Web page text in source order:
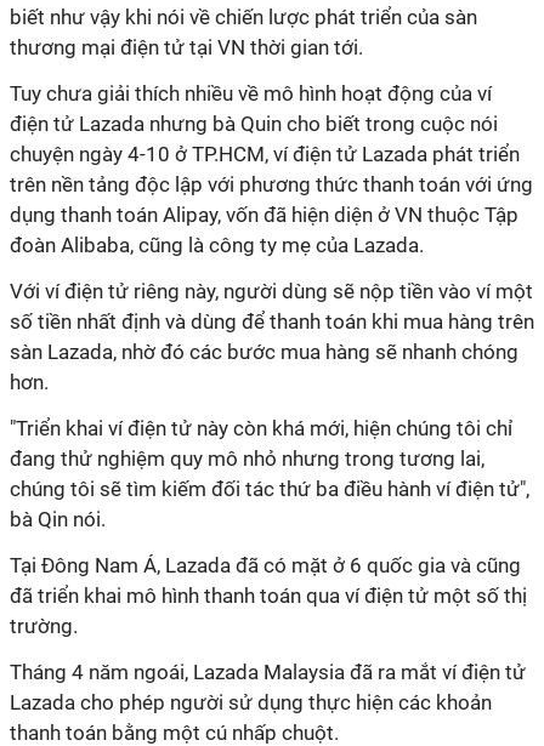
biết như vậy khi nói về chiến lược phát triển của sàn
thương mại điện tử tại VN thời gian tới.
Tuy chưa giải thích nhiều về mô hình hoạt động của ví
điện tử Lazada nhưng bà Quin cho biết trong cuộc nói
chuyện ngày 4-10 ở TP.HCM, ví điện tử Lazada phát triển
trên nền tảng độc lập với phương thức thanh toán với ứng
dụng thanh toán Alipay, vốn đã hiện diện ở VN thuộc Tập
đoàn Alibaba, cũng là công ty mẹ của Lazada.
Với ví điện tử riêng này, người dùng sẽ nộp tiền vào ví một
số tiền nhất định và dùng để thanh toán khi mua hàng trên
sàn Lazada, nhờ đó các bước mua hàng sẽ nhanh chóng
hơn.
"Triển khai ví điện tử này còn khá mới, hiện chúng tôi chỉ
đang thử nghiệm quy mô nhỏ nhưng trong tương lai,
chúng tôi sẽ tìm kiếm đối tác thứ ba điều hành ví điện tử",
bà Qin nói.
Tại Đông Nam Á, Lazada đã có mặt ở 6 quốc gia và cũng
đã triển khai mô hình thanh toán qua ví điện tử một số thị
trường.
Tháng 4 năm ngoái, Lazada Malaysia đã ra mắt ví điện tử
Lazada cho phép người sử dụng thực hiện các khoản
thanh toán bằng một cú nhấp chuột.